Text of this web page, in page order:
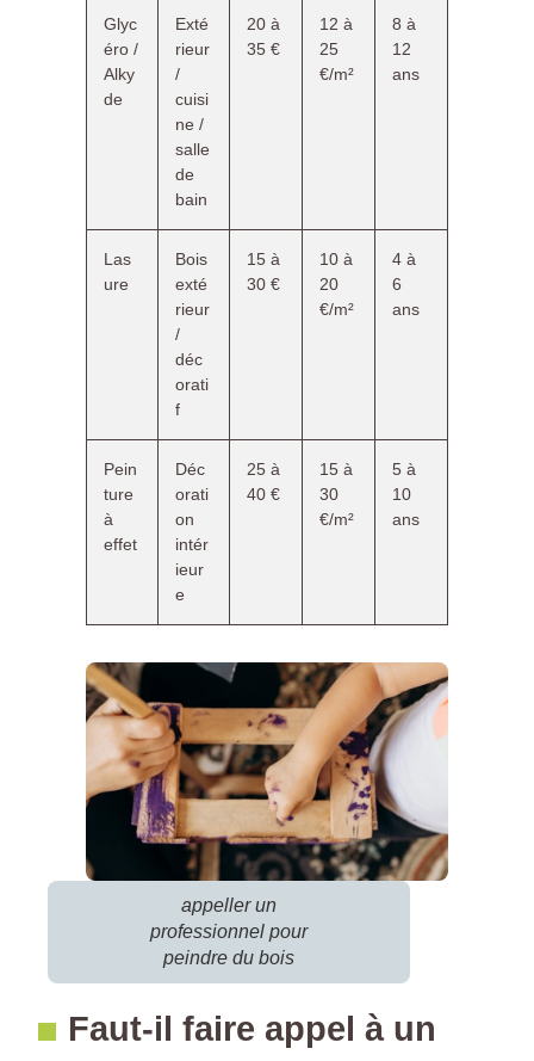
Glyc
éro /
Alky
de
Exté
rieur
/
cuisi
ne /
salle
de
bain
20 à
35 €
12 à
25
€/m²
8 à
12
ans
Las
ure
Bois
exté
rieur
/
déc
orati
f
15 à
30 €
10 à
20
€/m²
4 à
6
ans
Pein
ture
à
effet
Déc
orati
on
intér
ieur
e
25 à
40 €
15 à
30
€/m²
5 à
10
ans
appeller un
professionnel pour
peindre du bois
Faut-il faire appel à un